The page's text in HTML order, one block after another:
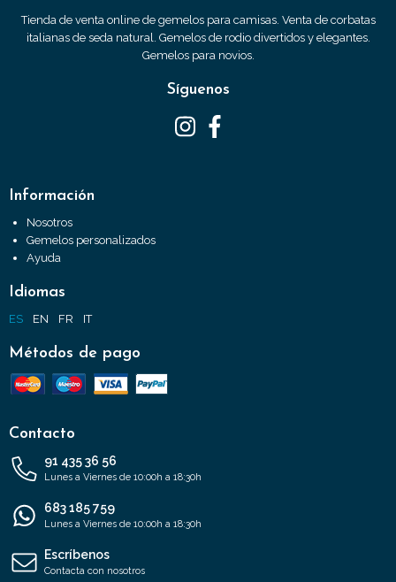
Tienda de venta online de gemelos para camisas. Venta de corbatas
italianas de seda natural. Gemelos de rodio divertidos y elegantes.
Gemelos para novios.
Síguenos
Información
Nosotros
Gemelos personalizados
Ayuda
Idiomas
ES EN FR IT
Métodos de pago
Contacto
91 435 36 56
Lunes a Viernes de 10:00h a 18:30h
683 185 759
Lunes a Viernes de 10:00h a 18:30h
Escríbenos
Contacta con nosotros